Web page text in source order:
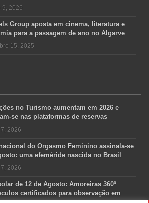
9, 2026
Group aposta em cinema, literatura e
para a passagem de ano no Algarve
15, 2025
no Turismo aumentam em 2026 e
se nas plataformas de reservas
2026
do Orgasmo Feminino assinala-se
uma efeméride nascida no Brasil
2026
de 12 de Agosto: Amoreiras 360º
certificados para observação em